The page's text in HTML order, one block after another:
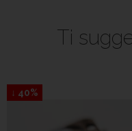
Ti
↓ 40%